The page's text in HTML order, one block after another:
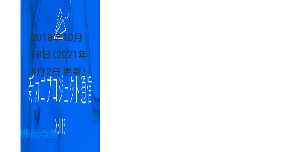
2018年10月
18日 （2021年
4月2日 更新）
機能改善